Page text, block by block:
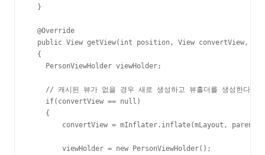
  }
  @Override
public View getView(int position, View convertView,
  {
    PersonViewHolder viewHolder;
    // 캐시된 뷰가 없을 경우 새로 생성하고 뷰홀더를 생성한다
    if(convertView == null)
    {
convertView = mInflater.inflate(mLayout, parent,
        viewHolder = new PersonViewHolder();